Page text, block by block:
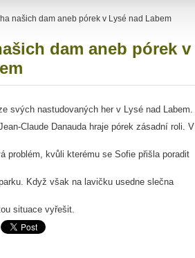
našich dam aneb pórek v Lysé nad Labem
dam aneb pórek v
svých nastudovaných her v Lysé nad Labem.
Claude Danauda hraje pórek zásadní roli. V
problém, kvůli kterému se Sofie přišla poradit
Když však na lavičku usedne slečna
situace vyřešit.